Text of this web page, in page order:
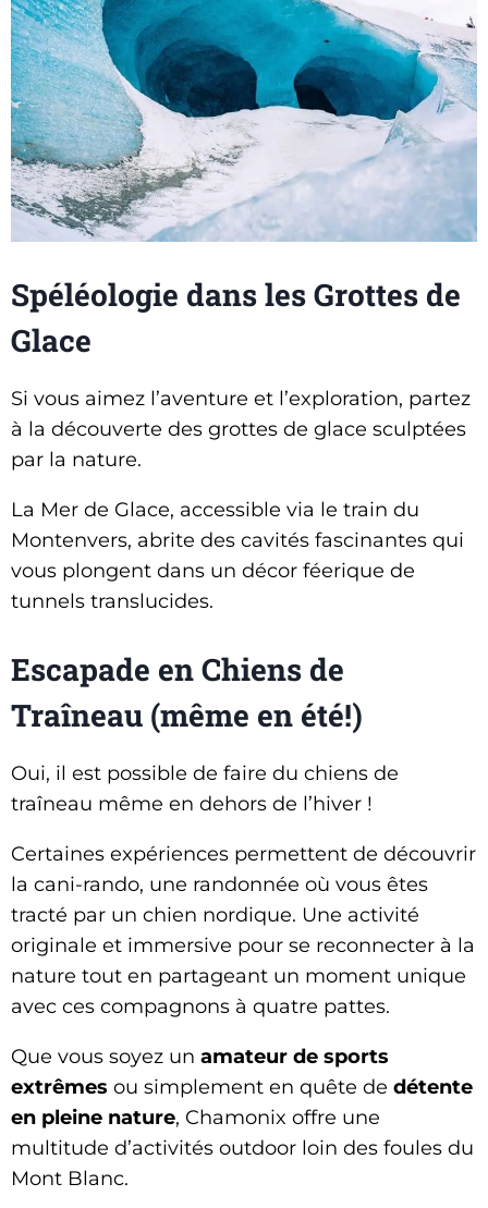
Spéléologie dans les Grottes de
Glace
Si vous aimez l’aventure et l’exploration, partez
à la découverte des grottes de glace sculptées
par la nature.
La Mer de Glace, accessible via le train du
Montenvers, abrite des cavités fascinantes qui
vous plongent dans un décor féerique de
tunnels translucides.
Escapade en Chiens de
Traîneau (même en été!)
Oui, il est possible de faire du chiens de
traîneau même en dehors de l’hiver !
Certaines expériences permettent de découvrir
la cani-rando, une randonnée où vous êtes
tracté par un chien nordique. Une activité
originale et immersive pour se reconnecter à la
nature tout en partageant un moment unique
avec ces compagnons à quatre pattes.
Que vous soyez un amateur de sports
extrêmes ou simplement en quête de détente
en pleine nature, Chamonix offre une
multitude d’activités outdoor loin des foules du
Mont Blanc.